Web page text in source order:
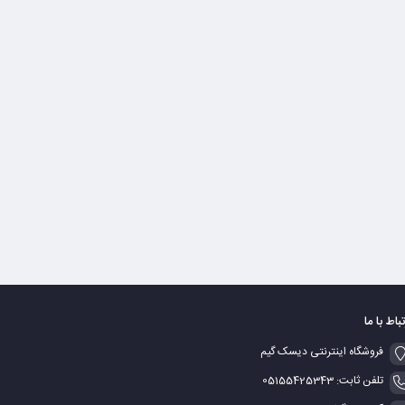
با ما
فروشگاه اینترنتی دیسک گیم
تلفن ثابت: 05155425343